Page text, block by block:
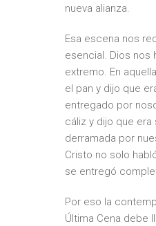
nueva alianza.
Esa escena nos
esencial. Dios nos
extremo. En
el pan y dijo que
entregado por
cáliz y dijo que era
derramada por
Cristo no solo
se entregó
Por eso la
Última Cena debe